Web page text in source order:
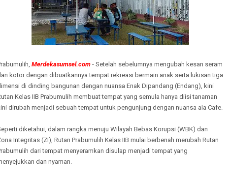
Merdekasumsel.com - Setelah sebelumnya mengubah kesan seram
kotor dengan dibuatkannya tempat rekreasi bermain anak serta lukisan tiga
di dinding bangunan dengan nuansa Enak Dipandang (Endang), kini
Kelas IIB Prabumulih membuat tempat yang semula hanya diisi tanaman
dirubah menjadi sebuah tempat untuk pengunjung dengan nuansa ala Cafe.
diketahui, dalam rangka menuju Wilayah Bebas Korupsi (WBK) dan
Integritas (ZI), Rutan Prabumulih Kelas IIB mulai berbenah merubah Rutan
dari tempat menyeramkan disulap menjadi tempat yang
dan nyaman.